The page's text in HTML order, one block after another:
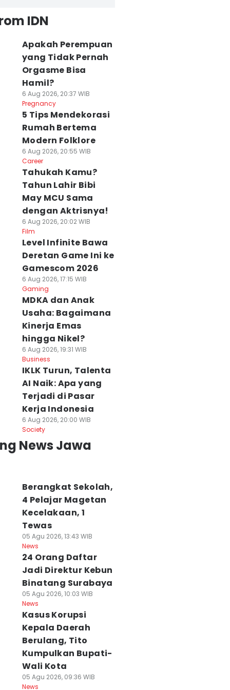
IDN
Apakah Perempuan
yang Tidak Pernah
Orgasme Bisa
Hamil?
6 Aug 2026, 20:37 WIB
Pregnancy
5 Tips Mendekorasi
Rumah Bertema
Modern Folklore
6 Aug 2026, 20:55 WIB
Career
Tahukah Kamu?
Tahun Lahir Bibi
May MCU Sama
dengan Aktrisnya!
6 Aug 2026, 20:02 WIB
Film
Level Infinite Bawa
Deretan Game Ini ke
Gamescom 2026
6 Aug 2026, 17:15 WIB
Gaming
MDKA dan Anak
Usaha: Bagaimana
Kinerja Emas
hingga Nikel?
6 Aug 2026, 19:31 WIB
Business
IKLK Turun, Talenta
AI Naik: Apa yang
Terjadi di Pasar
Kerja Indonesia
6 Aug 2026, 20:00 WIB
Society
News Jawa
Berangkat Sekolah,
4 Pelajar Magetan
Kecelakaan, 1
Tewas
05 Agu 2026, 13:43 WIB
News
24 Orang Daftar
Jadi Direktur Kebun
Binatang Surabaya
05 Agu 2026, 10:03 WIB
News
Kasus Korupsi
Kepala Daerah
Berulang, Tito
Kumpulkan Bupati-
Wali Kota
05 Agu 2026, 09:36 WIB
News